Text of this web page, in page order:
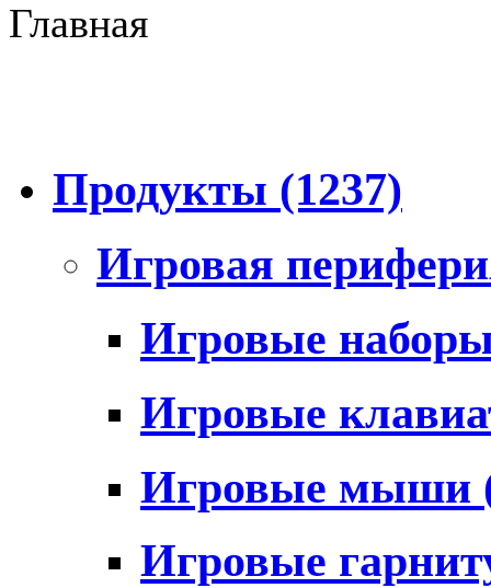
Главная
Продукты (1237)
Игровая
Игровые
Игровые
Игровые мыши
Игровые